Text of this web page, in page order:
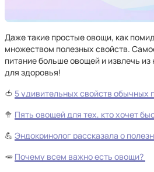
Даже такие простые овощи, как
множеством полезных свойств.
питание больше овощей и извлечь
для здоровья!
🍅 5 удивительных свойств обычных
🥦 Пять овощей для тех, кто хочет
💪 Эндокринолог рассказала о
🥕 Почему всем важно есть овощи?